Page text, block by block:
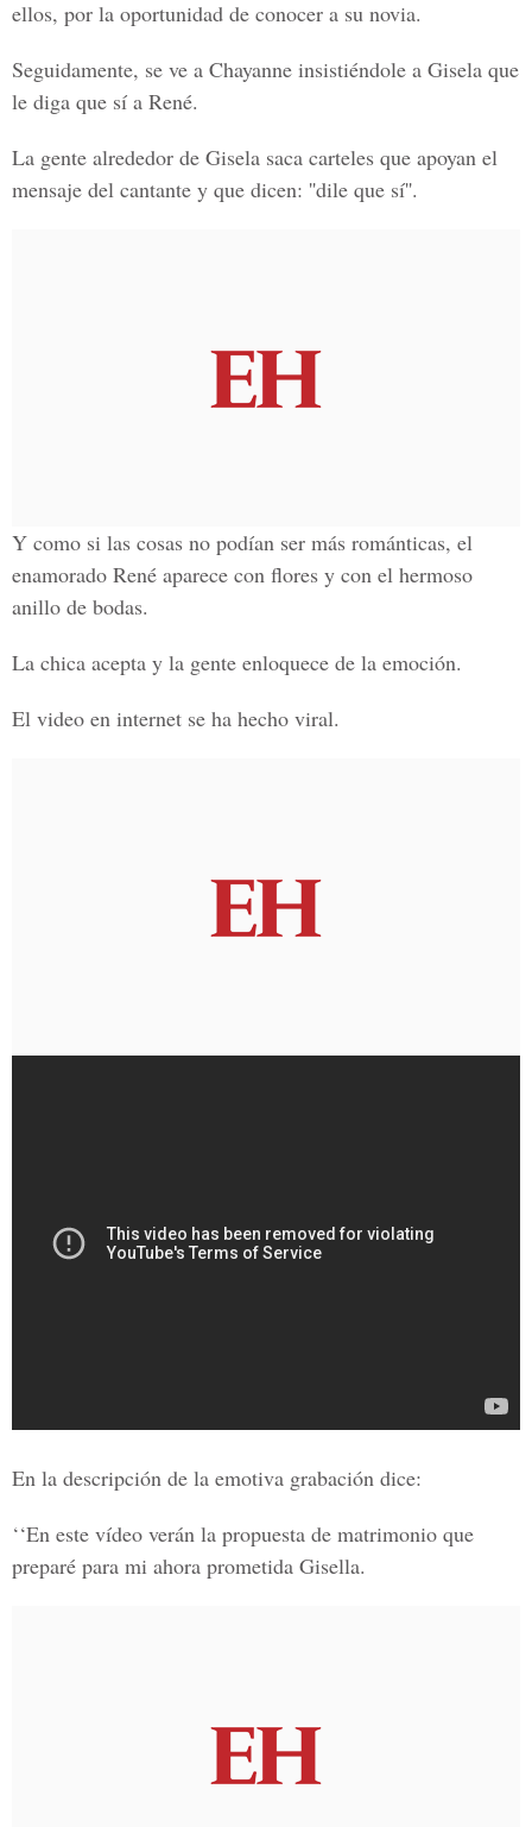
ellos, por la oportunidad de conocer a su novia.
Seguidamente, se ve a Chayanne insistiéndole a Gisela que
le diga que sí a René.
La gente alrededor de Gisela saca carteles que apoyan el
mensaje del cantante y que dicen: ''dile que sí''.
Y como si las cosas no podían ser más románticas, el
enamorado René aparece con flores y con el hermoso
anillo de bodas.
La chica acepta y la gente enloquece de la emoción.
El video en internet se ha hecho viral.
En la descripción de la emotiva grabación dice:
‘‘En este vídeo verán la propuesta de matrimonio que
preparé para mi ahora prometida Gisella.